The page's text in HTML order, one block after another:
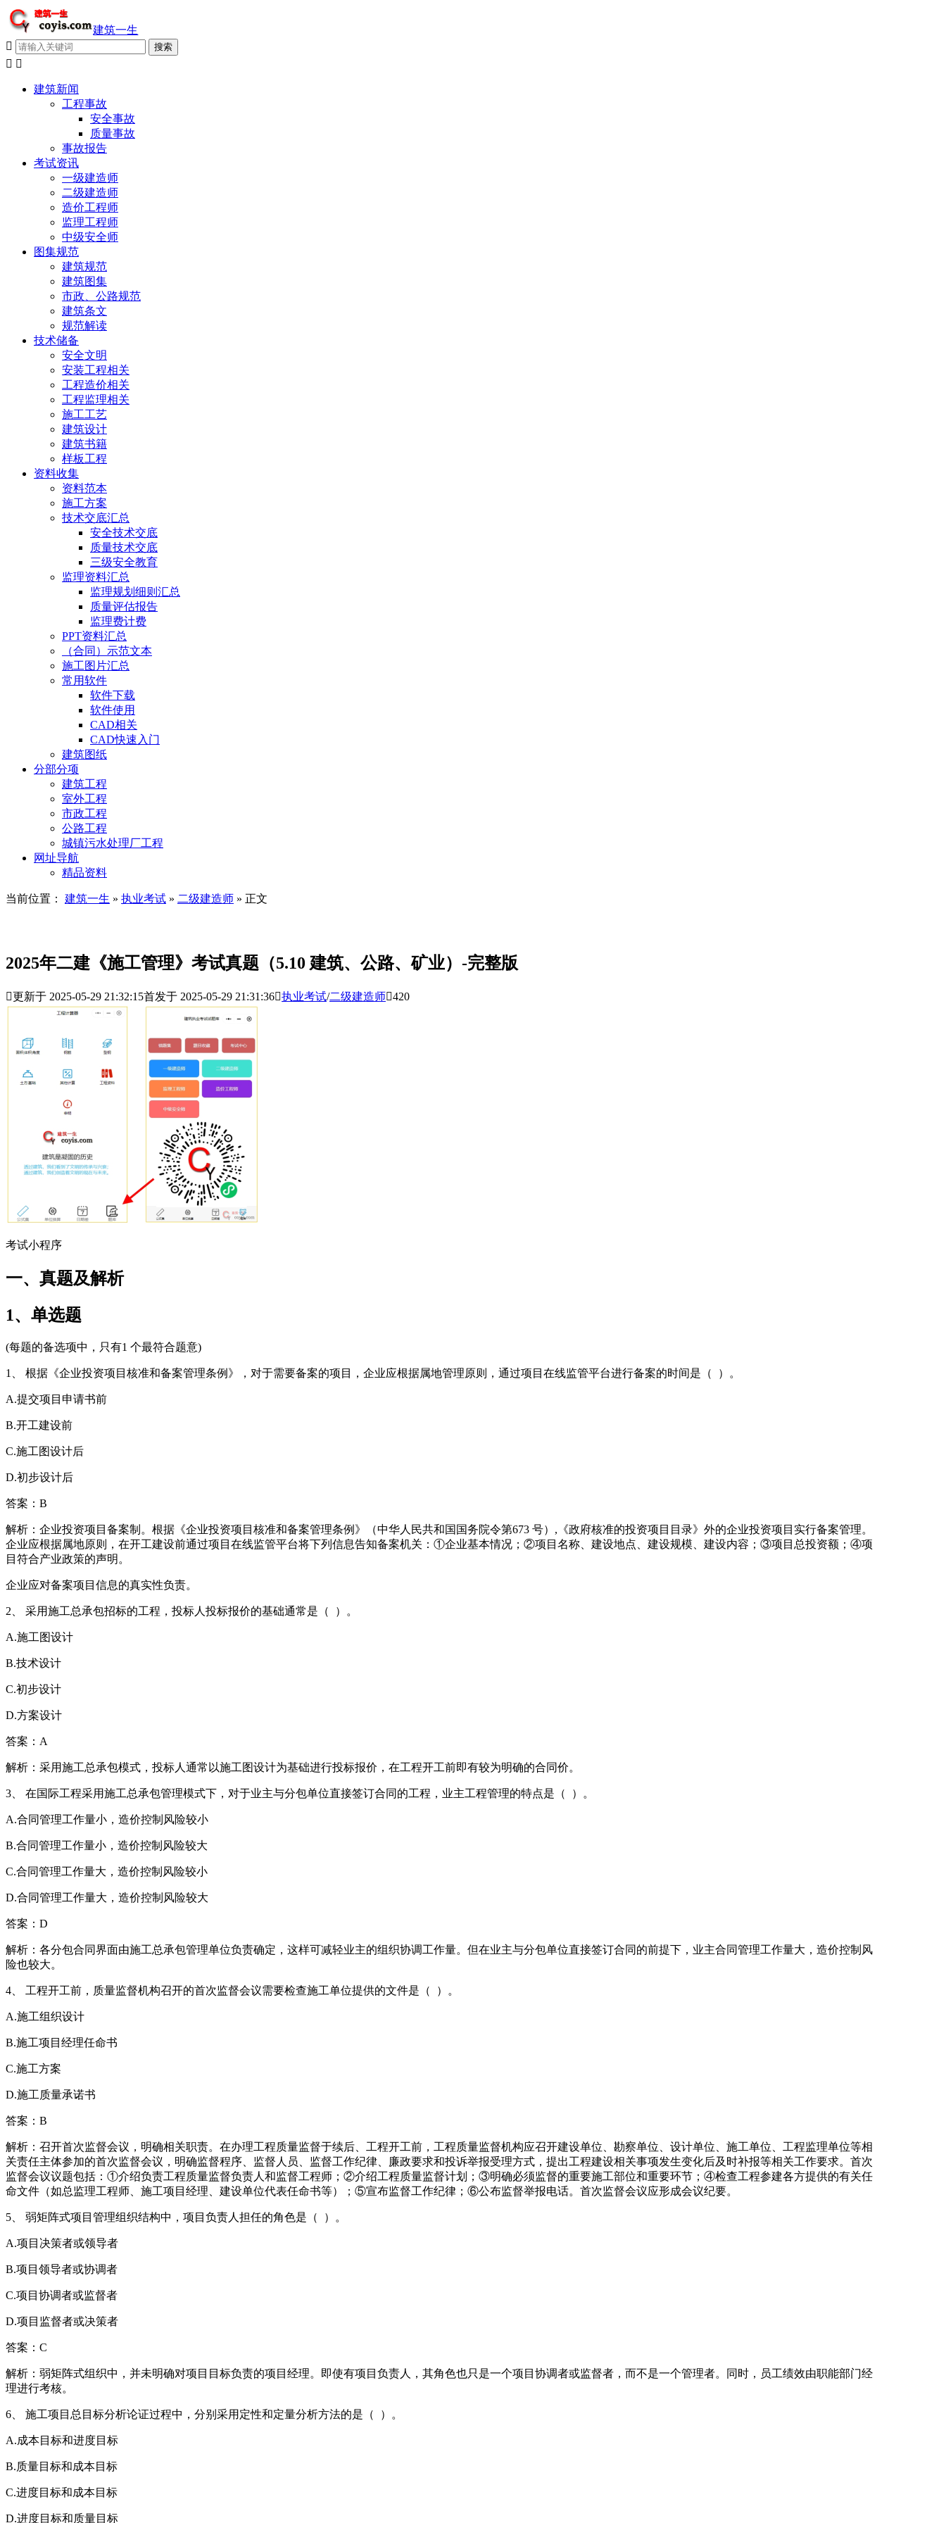
建筑一生

 
建筑新闻
工程事故
安全事故
质量事故
事故报告
考试资讯
一级建造师
二级建造师
造价工程师
监理工程师
中级安全师
图集规范
建筑规范
建筑图集
市政、公路规范
建筑条文
规范解读
技术储备
安全文明
安装工程相关
工程造价相关
工程监理相关
施工工艺
建筑设计
建筑书籍
样板工程
资料收集
资料范本
施工方案
技术交底汇总
安全技术交底
质量技术交底
三级安全教育
监理资料汇总
监理规划细则汇总
质量评估报告
监理费计费
PPT资料汇总
（合同）示范文本
施工图片汇总
常用软件
软件下载
软件使用
CAD相关
CAD快速入门
建筑图纸
分部分项
建筑工程
室外工程
市政工程
公路工程
城镇污水处理厂工程
网址导航
精品资料
当前位置： 建筑一生 » 执业考试 » 二级建造师 » 正文
2025年二建《施工管理》考试真题（5.10 建筑、公路、矿业）-完整版
更新于 2025-05-29 21:32:15首发于 2025-05-29 21:31:36执业考试/二级建造师420
考试小程序
一、真题及解析
1、单选题
(每题的备选项中，只有1 个最符合题意)
1、 根据《企业投资项目核准和备案管理条例》，对于需要备案的项目，企业应根据属地管理原则，通过项目在线监管平台进行备案的时间是（ ）。
A.提交项目申请书前
B.开工建设前
C.施工图设计后
D.初步设计后
答案：B
解析：企业投资项目备案制。根据《企业投资项目核准和备案管理条例》（中华人民共和国国务院令第673 号）,《政府核准的投资项目目录》外的企业投资项目实行备案管理。
企业应根据属地原则，在开工建设前通过项目在线监管平台将下列信息告知备案机关：①企业基本情况；②项目名称、建设地点、建设规模、建设内容；③项目总投资额；④项
目符合产业政策的声明。
企业应对备案项目信息的真实性负责。
2、 采用施工总承包招标的工程，投标人投标报价的基础通常是（ ）。
A.施工图设计
B.技术设计
C.初步设计
D.方案设计
答案：A
解析：采用施工总承包模式，投标人通常以施工图设计为基础进行投标报价，在工程开工前即有较为明确的合同价。
3、 在国际工程采用施工总承包管理模式下，对于业主与分包单位直接签订合同的工程，业主工程管理的特点是（ ）。
A.合同管理工作量小，造价控制风险较小
B.合同管理工作量小，造价控制风险较大
C.合同管理工作量大，造价控制风险较小
D.合同管理工作量大，造价控制风险较大
答案：D
解析：各分包合同界面由施工总承包管理单位负责确定，这样可减轻业主的组织协调工作量。但在业主与分包单位直接签订合同的前提下，业主合同管理工作量大，造价控制风
险也较大。
4、 工程开工前，质量监督机构召开的首次监督会议需要检查施工单位提供的文件是（ ）。
A.施工组织设计
B.施工项目经理任命书
C.施工方案
D.施工质量承诺书
答案：B
解析：召开首次监督会议，明确相关职责。在办理工程质量监督于续后、工程开工前，工程质量监督机构应召开建设单位、勘察单位、设计单位、施工单位、工程监理单位等相
关责任主体参加的首次监督会议，明确监督程序、监督人员、监督工作纪律、廉政要求和投诉举报受理方式，提出工程建设相关事项发生变化后及时补报等相关工作要求。首次
监督会议议题包括：①介绍负责工程质量监督负责人和监督工程师；②介绍工程质量监督计划；③明确必须监督的重要施工部位和重要环节；④检查工程参建各方提供的有关任
命文件（如总监理工程师、施工项目经理、建设单位代表任命书等）；⑤宣布监督工作纪律；⑥公布监督举报电话。首次监督会议应形成会议纪要。
5、 弱矩阵式项目管理组织结构中，项目负责人担任的角色是（ ）。
A.项目决策者或领导者
B.项目领导者或协调者
C.项目协调者或监督者
D.项目监督者或决策者
答案：C
解析：弱矩阵式组织中，并未明确对项目目标负责的项目经理。即使有项目负责人，其角色也只是一个项目协调者或监督者，而不是一个管理者。同时，员工绩效由职能部门经
理进行考核。
6、 施工项目总目标分析论证过程中，分别采用定性和定量分析方法的是（ ）。
A.成本目标和进度目标
B.质量目标和成本目标
C.进度目标和成本目标
D.进度目标和质量目标